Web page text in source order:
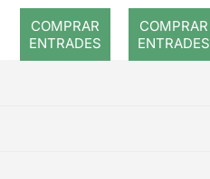
COMPRAR
ENTRADES
COMPRAR
ENTRADES